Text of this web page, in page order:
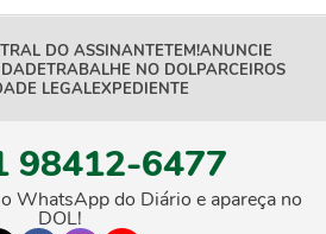
DO ASSINANTETEM!ANUNCIE
TRABALHE NO DOLPARCEIROS
LEGALEXPEDIENTE
98412-6477
WhatsApp do Diário e apareça no
DOL!